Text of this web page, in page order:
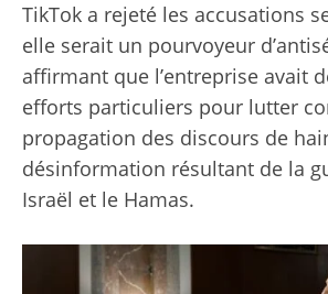
TikTok a rejeté les accusations
elle serait un pourvoyeur
affirmant que l’entreprise avait
efforts particuliers pour lutter
propagation des discours de
désinformation résultant de la
Israël et le Hamas.